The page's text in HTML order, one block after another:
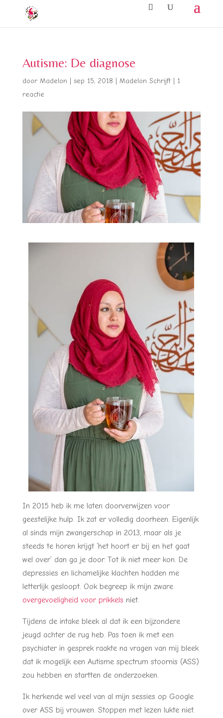
Autisme: De diagnose
door Madelon sep 15, 2018 Madelon Schrijft| 1
reactie
In 2015 heb ik me laten doorverwijzen voor
geestelijke hulp. Ik zat er volledig doorheen. Eigenlijk
al sinds mijn zwangerschap in 2013, maar als je
steeds te horen krijgt ‘het hoort er bij en het gaat
wel over’ dan ga je door. Tot ik niet meer kon. De
depressies en lichamelijke klachten hadden me
letterlijk gesloopt. Ook begreep ik mijn zware
overgevoeligheid voor prikkels niet.
Tijdens de intake bleek al dat ik een bijzondere
jeugd achter de rug heb. Pas toen ik met een
psychiater in gesprek raakte na vragen van mij bleek
dat ik mogelijk een Autisme spectrum stoornis (ASS)
zou hebben en startten de onderzoeken.
Ik herkende wel veel van al mijn sessies op Google
over ASS bij vrouwen. Stoppen met lezen lukte niet.